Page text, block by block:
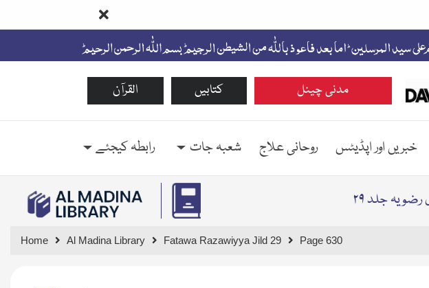
القرآن کتابیں مدنی چینل
خبریں اور اپڈیٹس روحانی علاج شعبہ جات رابطہ کیجئے
رضویہ جلد ۲۹
Home Al Madina Library Fatawa Razawiyya Jild 29 Page 630